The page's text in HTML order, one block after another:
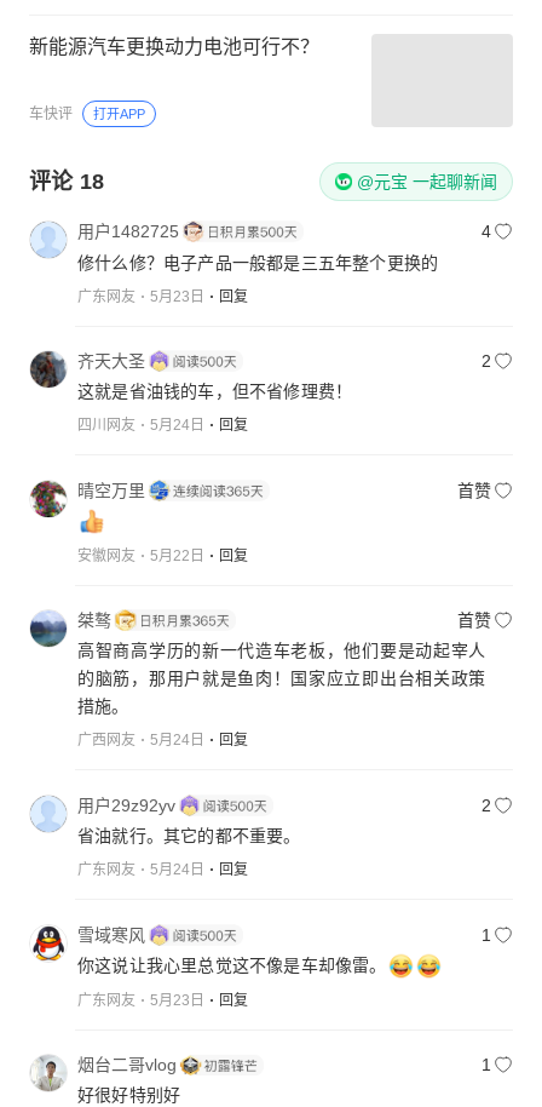
新能源汽车更换动力电池可行不？
车快评 打开APP
评论 18 @元宝 一起聊新闻
用户1482725
4
修什么修？电子产品一般都是三五年整个更换的
广东网友 5月23日 回复
齐天大圣
2
这就是省油钱的车，但不省修理费！
四川网友 5月24日 回复
晴空万里 首赞
安徽网友 5月22日 回复
桀骜
首赞
高智商高学历的新一代造车老板，他们要是动起宰人
的脑筋，那用户就是鱼肉！国家应立即出台相关政策
措施。
广西网友 5月24日 回复
用户29z92yv
2
省油就行。其它的都不重要。
广东网友 5月24日 回复
雪域寒风
1
你这说让我心里总觉这不像是车却像雷。
广东网友 5月23日 回复
烟台二哥vlog
1
好很好特别好